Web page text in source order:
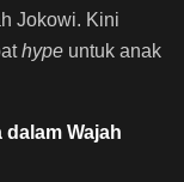
Jokowi. Kini
hype untuk anak
dalam Wajah